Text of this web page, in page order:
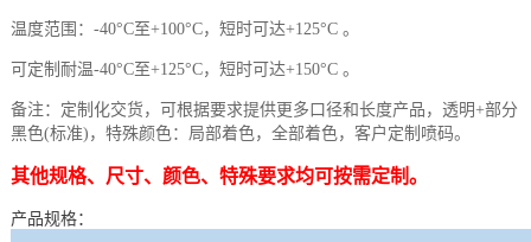
温度范围：-40°C至+100°C，短时可达+125°C 。
可定制耐温-40°C至+125°C，短时可达+150°C 。
备注：定制化交货，可根据要求提供更多口径和长度产品，透明+部分
黑色(标准)，特殊颜色：局部着色，全部着色，客户定制喷码。
其他规格、尺寸、颜色、特殊要求均可按需定制。
产品规格：